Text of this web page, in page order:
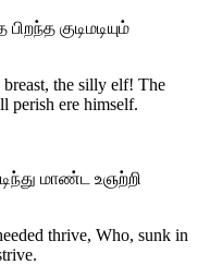
குடிமடியும்
the silly elf! The
perish ere himself.
மாண்ட உஞற்றி
thrive, Who, sunk in